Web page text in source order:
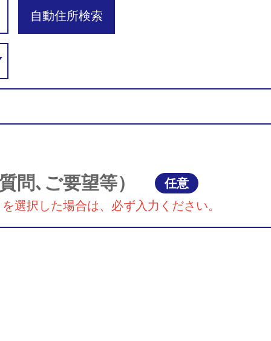
自動住所検索
問､ご要望等）
任意
選択した場合は、必ず入力ください。